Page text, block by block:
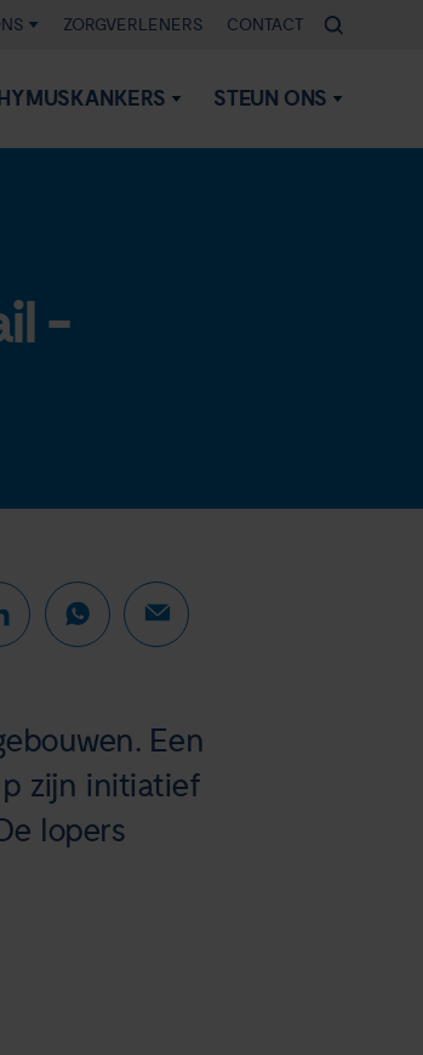
ZORGVERLENERS CONTACT
STEUN ONS
-
Een
zijn initiatief
lopers